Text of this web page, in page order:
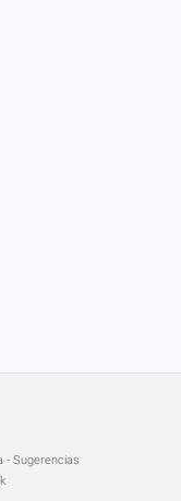
- Sugerencias